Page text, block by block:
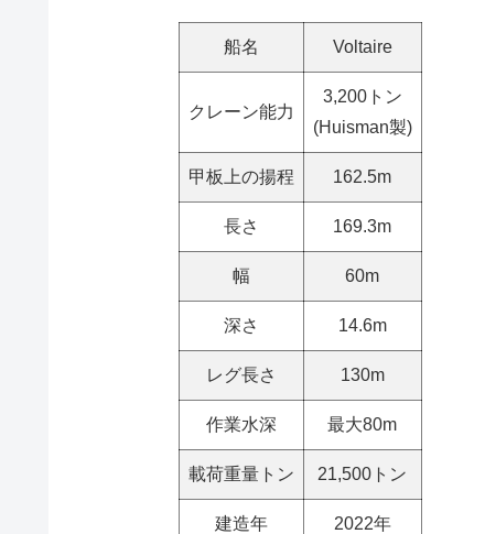
船名 Voltaire
クレーン能力
3,200トン
(Huisman製)
甲板上の揚程 162.5m
長さ 169.3m
幅 60m
深さ 14.6m
レグ長さ 130m
作業水深 最大80m
載荷重量トン 21,500トン
建造年 2022年